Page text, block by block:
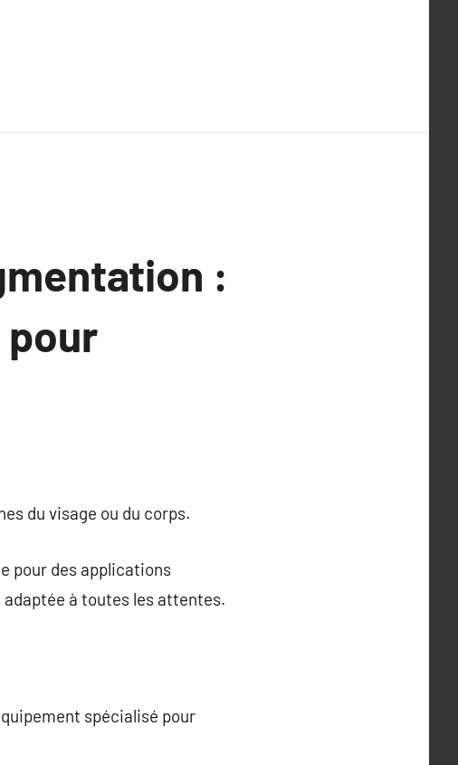
:
du visage ou du corps.
pour des applications
à toutes les attentes.
spécialisé pour